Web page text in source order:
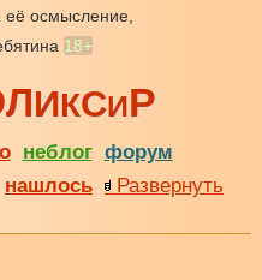
её осмысление,
18+
ЛИКСИР
неблог форум
нашлось Развернуть